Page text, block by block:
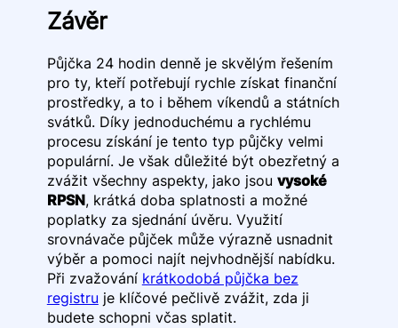
Závěr
Půjčka 24 hodin denně je skvělým řešením
pro ty, kteří potřebují rychle získat finanční
prostředky, a to i během víkendů a státních
svátků. Díky jednoduchému a rychlému
procesu získání je tento typ půjčky velmi
populární. Je však důležité být obezřetný a
zvážit všechny aspekty, jako jsou vysoké
RPSN, krátká doba splatnosti a možné
poplatky za sjednání úvěru. Využití
srovnávače půjček může výrazně usnadnit
výběr a pomoci najít nejvhodnější nabídku.
Při zvažování krátkodobá půjčka bez
registru je klíčové pečlivě zvážit, zda ji
budete schopni včas splatit.